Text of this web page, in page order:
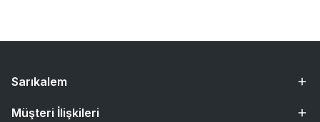
Sarıkalem
Müşteri İlişkileri